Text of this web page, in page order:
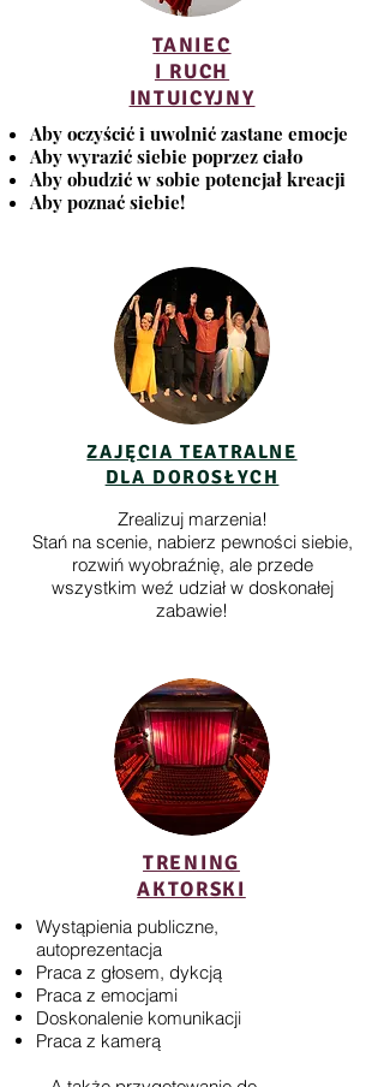
TANIEC
I RUCH
INTUICYJNY
Aby oczyścić i uwolnić zastane emocje
Aby wyrazić siebie poprzez ciało
Aby obudzić w sobie potencjał kreacji
Aby poznać siebie!
ZAJĘCIA TEATRALNE
DLA DOROSŁYCH
Zrealizuj marzenia!
Stań na scenie, nabierz pewności siebie,
rozwiń wyobraźnię, ale przede
wszystkim weź udział w doskonałej
zabawie!
TRENING
AKTORSKI
Wystąpienia publiczne,
autoprezentacja
Praca z głosem, dykcją
Praca z emocjami
Doskonalenie komunikacji
Praca z kamerą